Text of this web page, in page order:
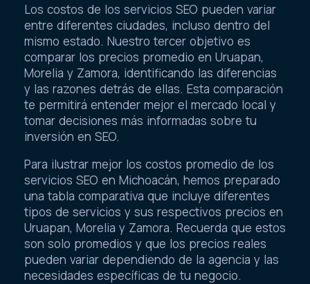
Los costos de los servicios SEO pueden variar
entre diferentes ciudades, incluso dentro del
mismo estado. Nuestro tercer objetivo es
comparar los precios promedio en Uruapan,
Morelia y Zamora, identificando las diferencias
y las razones detrás de ellas. Esta comparación
te permitirá entender mejor el mercado local y
tomar decisiones más informadas sobre tu
inversión en SEO.
Para ilustrar mejor los costos promedio de los
servicios SEO en Michoacán, hemos preparado
una tabla comparativa que incluye diferentes
tipos de servicios y sus respectivos precios en
Uruapan, Morelia y Zamora. Recuerda que estos
son solo promedios y que los precios reales
pueden variar dependiendo de la agencia y las
necesidades específicas de tu negocio.